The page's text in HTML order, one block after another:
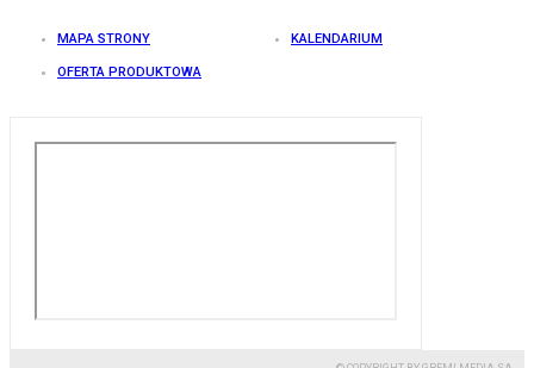
MAPA STRONY KALENDARIUM
OFERTA PRODUKTOWA